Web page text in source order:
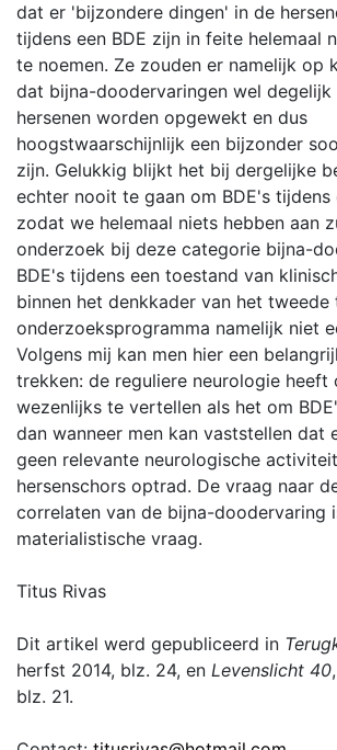
dat er 'bijzondere dingen' in de
tijdens een BDE zijn in feite helemaal
te noemen. Ze zouden er namelijk op
dat bijna-doodervaringen wel
hersenen worden opgewekt en dus
hoogstwaarschijnlijk een bijzonder
zijn. Gelukkig blijkt het bij dergelijke
echter nooit te gaan om BDE's tijdens
zodat we helemaal niets hebben aan
onderzoek bij deze categorie bijna-
BDE's tijdens een toestand van
binnen het denkkader van het tweede
onderzoeksprogramma namelijk niet
Volgens mij kan men hier een
trekken: de reguliere neurologie heeft
wezenlijks te vertellen als het om
dan wanneer men kan vaststellen dat
geen relevante neurologische
hersenschors optrad. De vraag naar
correlaten van de bijna-doodervaring
materialistische vraag.
Titus Rivas
Dit artikel werd gepubliceerd in
herfst 2014, blz. 24, en Levenslicht 40
blz. 21.